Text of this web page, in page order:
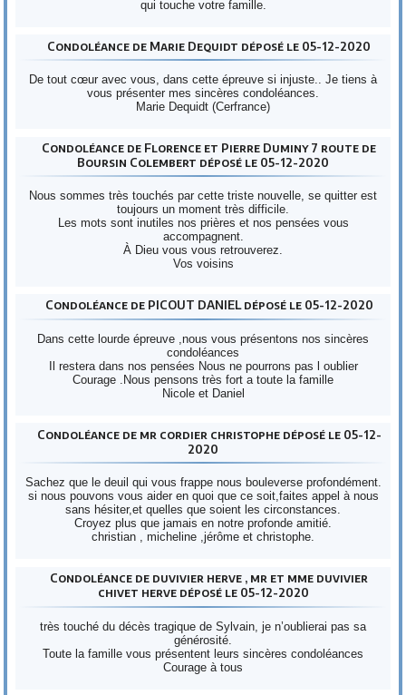
qui touche votre famille.
Condoléance de Marie Dequidt déposé le 05-12-2020
De tout cœur avec vous, dans cette épreuve si injuste.. Je tiens à
vous présenter mes sincères condoléances.
Marie Dequidt (Cerfrance)
Condoléance de Florence et Pierre Duminy 7 route de
Boursin Colembert déposé le 05-12-2020
Nous sommes très touchés par cette triste nouvelle, se quitter est
toujours un moment très difficile.
Les mots sont inutiles nos prières et nos pensées vous
accompagnent.
À Dieu vous vous retrouverez.
Vos voisins
Condoléance de PICOUT DANIEL déposé le 05-12-2020
Dans cette lourde épreuve ,nous vous présentons nos sincères
condoléances
Il restera dans nos pensées Nous ne pourrons pas l oublier
Courage .Nous pensons très fort a toute la famille
Nicole et Daniel
Condoléance de mr cordier christophe déposé le 05-12-
2020
Sachez que le deuil qui vous frappe nous bouleverse profondément.
si nous pouvons vous aider en quoi que ce soit,faites appel à nous
sans hésiter,et quelles que soient les circonstances.
Croyez plus que jamais en notre profonde amitié.
christian , micheline ,jérôme et christophe.
Condoléance de duvivier herve , mr et mme duvivier
chivet herve déposé le 05-12-2020
très touché du décès tragique de Sylvain, je n’oublierai pas sa
générosité.
Toute la famille vous présentent leurs sincères condoléances
Courage à tous